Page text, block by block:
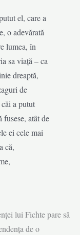
el, care a
o adevărată
lumea, în
sa viață – ca
dreaptă,
de
a putut
atât de
ei cele mai
că,
lui Fichte pare să
de o